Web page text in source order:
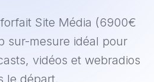
Site Média (6900€
sur-mesure idéal pour
vidéos et webradios